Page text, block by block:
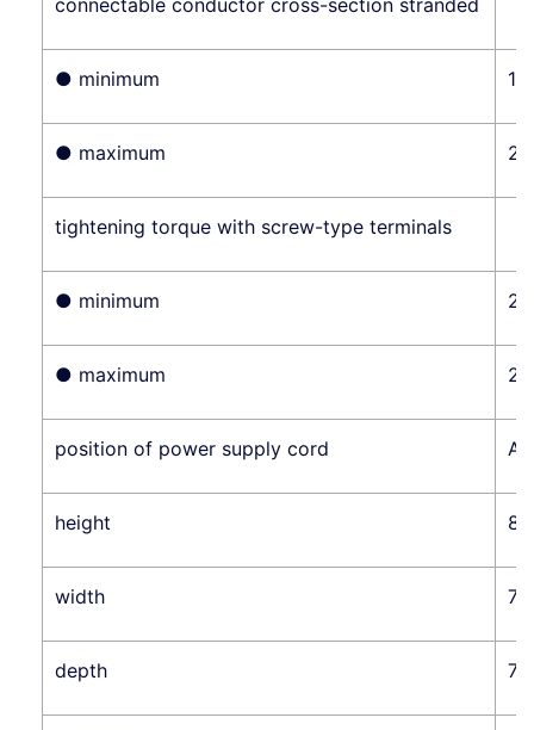
● minimum 1
● maximum
tightening torque with screw-type terminals
● minimum 2
● maximum 2
position of power supply cord
height
width
depth